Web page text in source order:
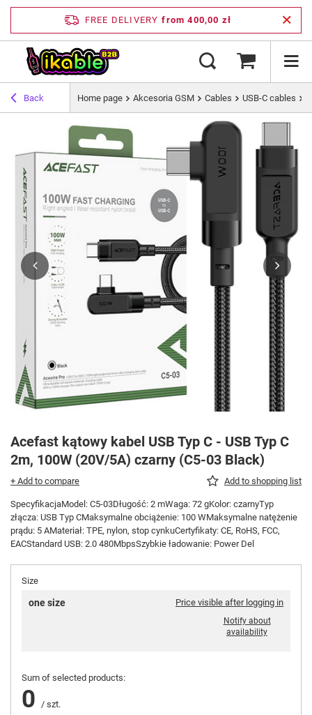
FREE DELIVERY from 400,00 zł
Back Home page Akcesoria GSM Cables USB-C cables
Acefast kątowy kabel USB Typ C - USB Typ C
2m, 100W (20V/5A) czarny (C5-03 Black)
+ Add to compare Add to shopping list
SpecyfikacjaModel: C5-03Długość: 2 mWaga: 72 gKolor: czarnyTyp
złącza: USB Typ CMaksymalne obciążenie: 100 WMaksymalne natężenie
prądu: 5 AMateriał: TPE, nylon, stop cynkuCertyfikaty: CE, RoHS, FCC,
EACStandard USB: 2.0 480MbpsSzybkie ładowanie: Power Del
Size
one size Price visible after logging in
Notify about
availability
Sum of selected products:
0 / szt.